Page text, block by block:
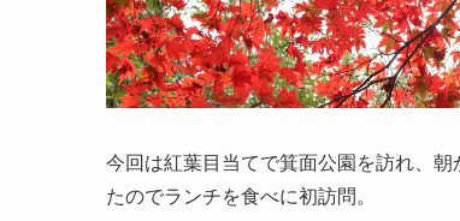
今回は紅葉目当てで箕面公園を訪れ、
たのでランチを食べに初訪問。